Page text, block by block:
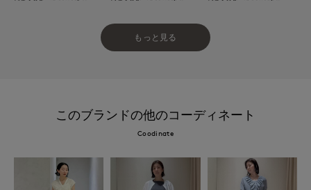
もっと見る
このブランドの他のコーディネート
Coodinate